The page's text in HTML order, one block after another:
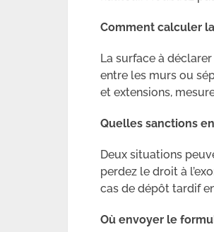
Comment calculer
La surface à
entre les murs ou
et extensions,
Quelles sanctions
Deux situations
perdez le droit à
cas de dépôt tardif
Où envoyer le